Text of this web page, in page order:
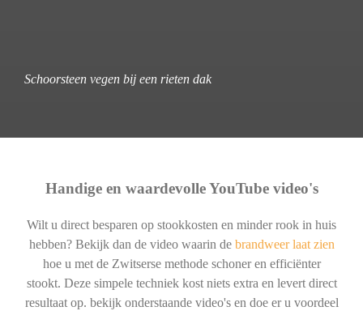
Schoorsteen vegen bij een rieten dak
Handige en waardevolle YouTube video's
Wilt u direct besparen op stookkosten en minder rook in huis
hebben? Bekijk dan de video waarin de brandweer laat zien
hoe u met de Zwitserse methode schoner en efficiënter
stookt. Deze simpele techniek kost niets extra en levert direct
resultaat op. bekijk onderstaande video's en doe er u voordeel